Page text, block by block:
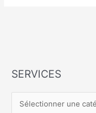
SERVICES
S